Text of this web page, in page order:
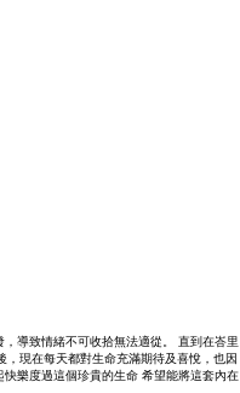
導致情緒不可收拾無法適從。 直到在峇里
現在每天都對生命充滿期待及喜悅，也因
樂度過這個珍貴的生命 希望能將這套內在